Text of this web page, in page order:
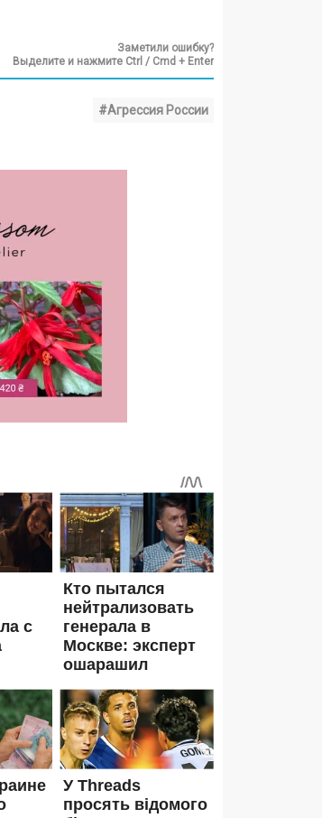
Заметили ошибку?
Выделите и нажмите Ctrl / Cmd + Enter
#Агрессия России